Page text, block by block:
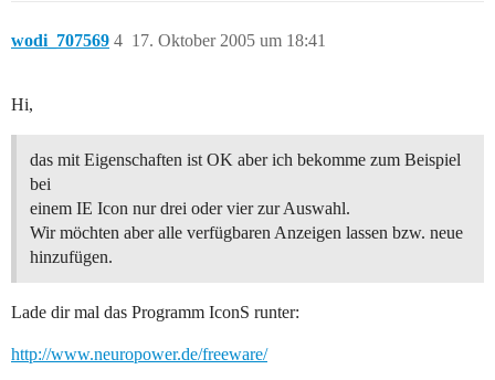
wodi_707569 17. Oktober 2005 um 18:41
4
Hi,
das mit Eigenschaften ist OK aber ich bekomme zum Beispiel
bei
einem IE Icon nur drei oder vier zur Auswahl.
Wir möchten aber alle verfügbaren Anzeigen lassen bzw. neue
hinzufügen.
Lade dir mal das Programm IconS runter:
http://www.neuropower.de/freeware/